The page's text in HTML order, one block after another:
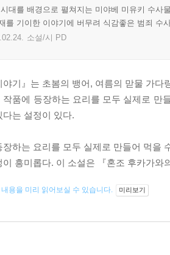
대를 배경으로 펼쳐지는 미야베 미유키 수사
를 기이한 이야기에 버무려 식감좋은 범죄 수
소설/시 PD
야기』는 초봄의 뱅어, 여름의 맏물 가
작품에 등장하는 요리를 모두 실제로 만
다는 설정이 있다.
장하는 요리를 모두 실제로 만들어 먹을
이 흥미롭다. 이 소설은 『혼조 후카가
용을 미리 읽어보실 수 있습니다. 미리보기